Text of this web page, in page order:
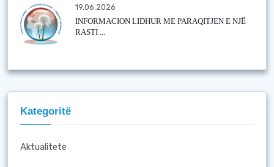
19.06.2026
INFORMACION LIDHUR ME PARAQITJEN E NJË
RASTI ...
Kategoritë
Aktualitete